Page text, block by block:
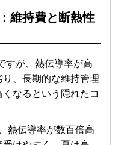
維持費と断熱性
すが、熱伝導率が高
、長期的な維持管理
なるという隠れたコ
熱伝導率が数百倍高